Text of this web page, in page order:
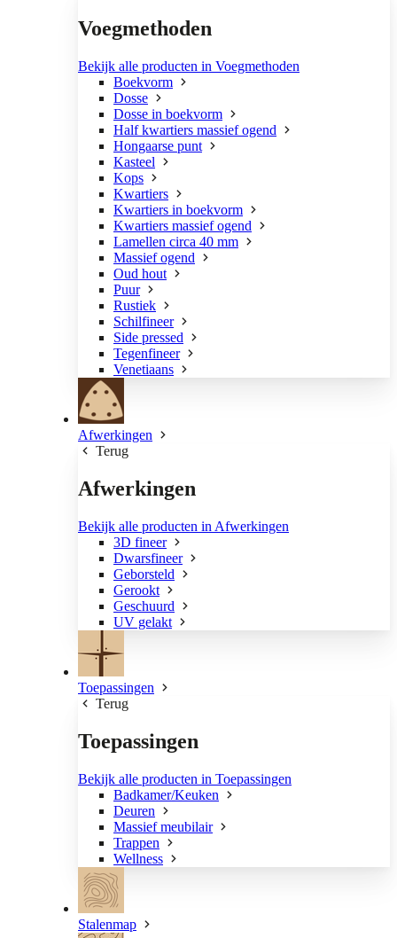
Voegmethoden
Bekijk alle producten in Voegmethoden
Boekvorm
Dosse
Dosse in boekvorm
Half kwartiers massief ogend
Hongaarse punt
Kasteel
Kops
Kwartiers
Kwartiers in boekvorm
Kwartiers massief ogend
Lamellen circa 40 mm
Massief ogend
Oud hout
Puur
Rustiek
Schilfineer
Side pressed
Tegenfineer
Venetiaans
Afwerkingen
Terug
Afwerkingen
Bekijk alle producten in Afwerkingen
3D fineer
Dwarsfineer
Geborsteld
Gerookt
Geschuurd
UV gelakt
Toepassingen
Terug
Toepassingen
Bekijk alle producten in Toepassingen
Badkamer/Keuken
Deuren
Massief meubilair
Trappen
Wellness
Stalenmap